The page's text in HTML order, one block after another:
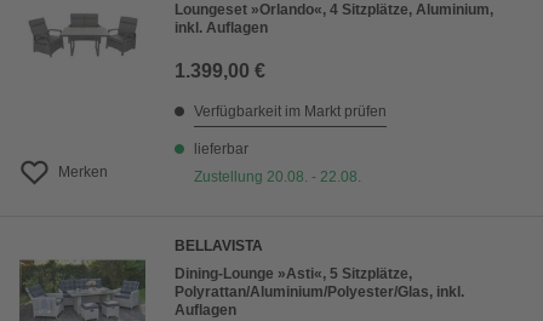
Merken
Loungeset »Orlando«, 4 Sitzplätze, Aluminium,
inkl. Auflagen
1.399,00 €
Verfügbarkeit im Markt prüfen
lieferbar
Zustellung 20.08. - 22.08.
BELLAVISTA
Dining-Lounge »Asti«, 5 Sitzplätze,
Polyrattan/Aluminium/Polyester/Glas, inkl.
Auflagen